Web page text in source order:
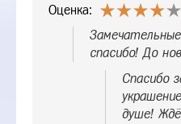
Оценка:
спасибо! До
Спасибо
душе!